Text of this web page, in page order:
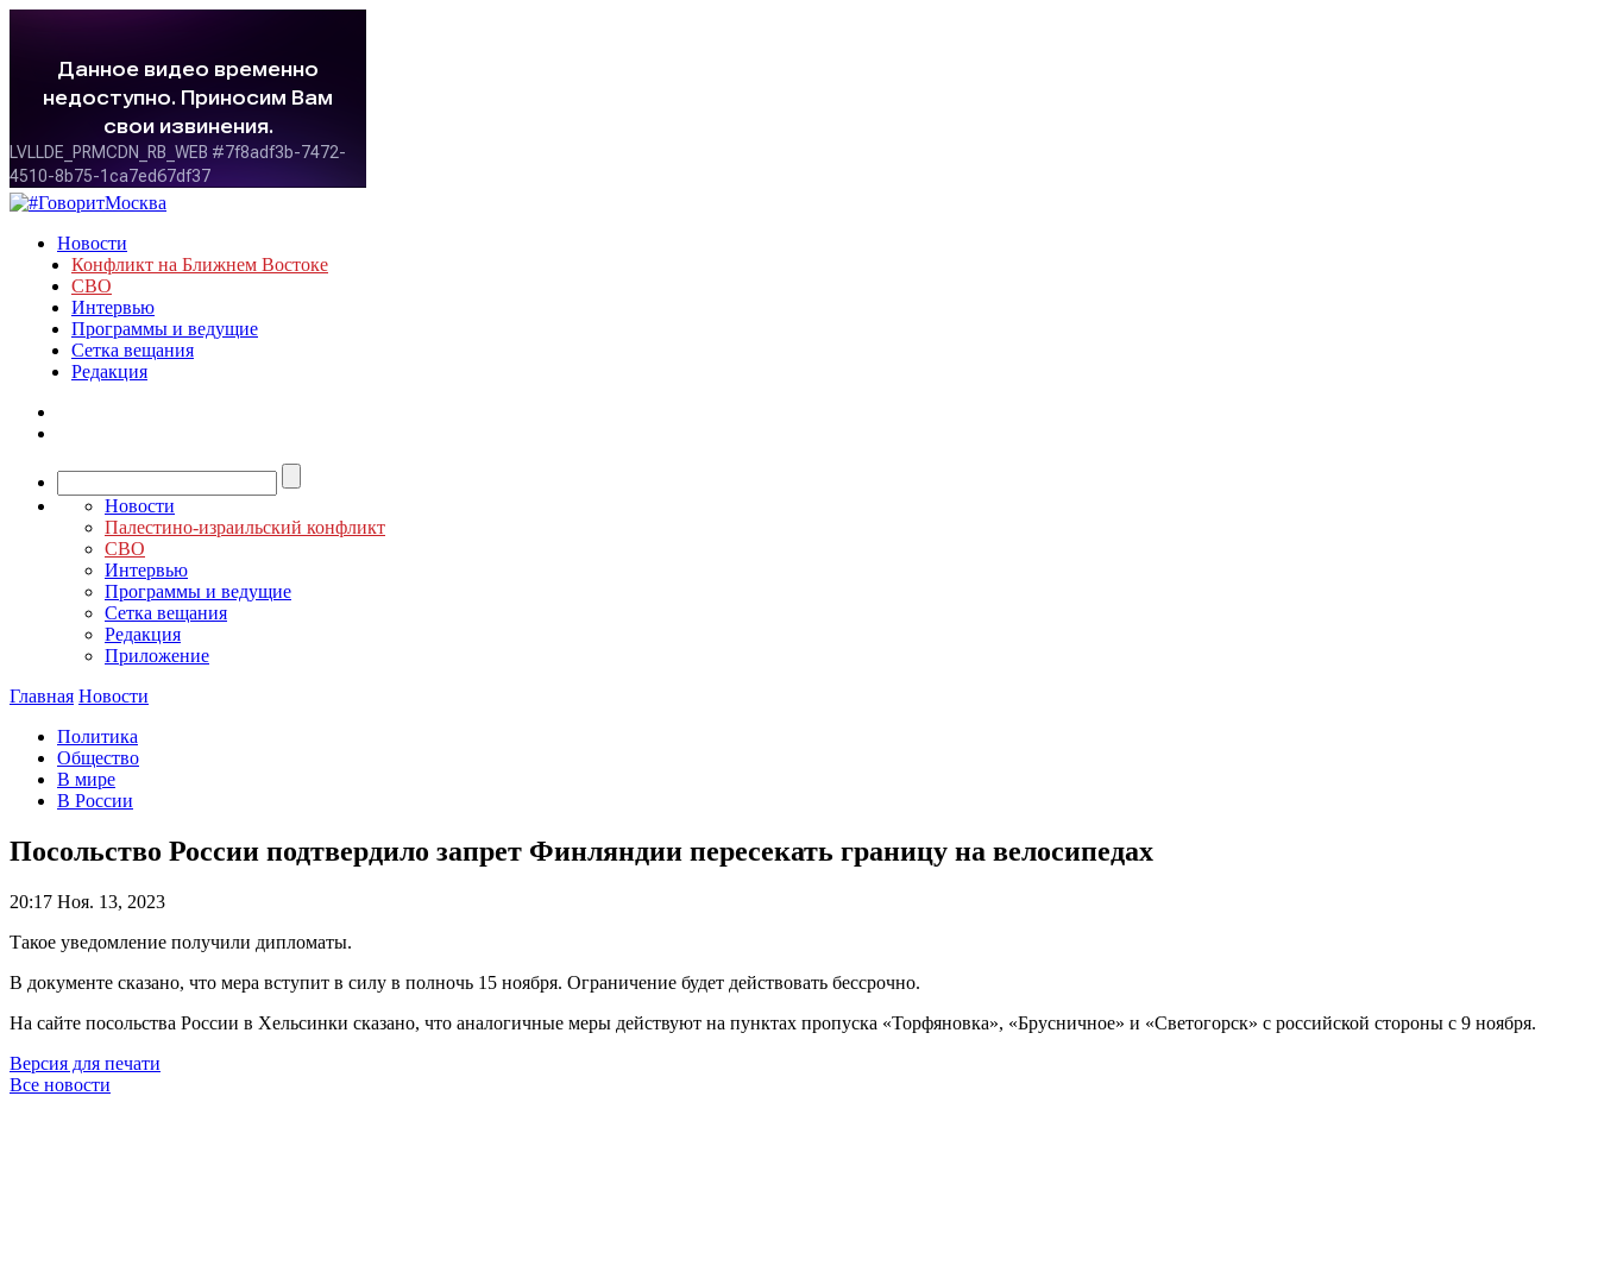
Новости
Конфликт на Ближнем Востоке
СВО
Интервью
Программы и ведущие
Сетка вещания
Редакция
Новости
Палестино-израильский конфликт
СВО
Интервью
Программы и ведущие
Сетка вещания
Редакция
Приложение
Главная Новости
Политика
Общество
В мире
В России
Посольство России подтвердило запрет Финляндии пересекать границу на велосипедах
20:17 Ноя. 13, 2023
Такое уведомление получили дипломаты.
В документе сказано, что мера вступит в силу в полночь 15 ноября. Ограничение будет действовать бессрочно.
На сайте посольства России в Хельсинки сказано, что аналогичные меры действуют на пунктах пропуска «Торфяновка», «Брусничное» и «Светогорск» с российской стороны с 9 ноября.
Версия для печати
Все новости